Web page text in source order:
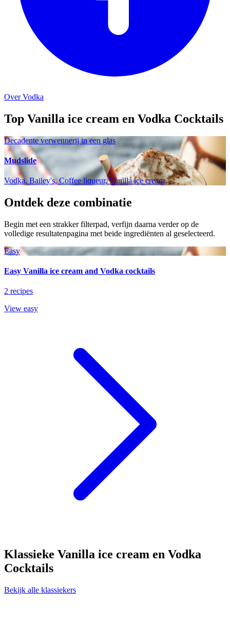
Over Vodka
Top Vanilla ice cream en Vodka Cocktails
Decadente verwennerij in een glas
Mudslide
Vodka, Bailey's, Coffee liqueur, Vanilla ice cream
Ontdek deze combinatie
Begin met een strakker filterpad, verfijn daarna verder op de
volledige resultatenpagina met beide ingrediënten al geselecteerd.
Easy
Easy Vanilla ice cream and Vodka cocktails
2 recipes
View easy
Klassieke Vanilla ice cream en Vodka
Cocktails
Bekijk alle klassiekers